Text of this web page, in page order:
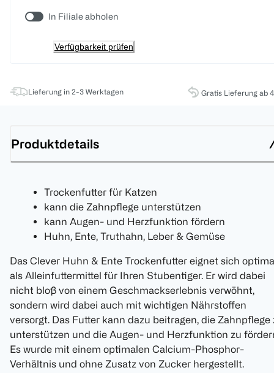
In Filiale abholen
Verfügbarkeit prüfen
Lieferung in 2-3 Werktagen Gratis Lieferung ab
Produktdetails
Trockenfutter für Katzen
kann die Zahnpflege unterstützen
kann Augen- und Herzfunktion fördern
Huhn, Ente, Truthahn, Leber & Gemüse
Das Clever Huhn & Ente Trockenfutter eignet sich
als Alleinfuttermittel für Ihren Stubentiger. Er wird dabei
nicht bloß von einem Geschmackserlebnis verwöhnt,
sondern wird dabei auch mit wichtigen Nährstoffen
versorgt. Das Futter kann dazu beitragen, die Zahnpflege
unterstützen und die Augen- und Herzfunktion zu
Es wurde mit einem optimalen Calcium-Phosphor-
Verhältnis und ohne Zusatz von Zucker hergestellt.